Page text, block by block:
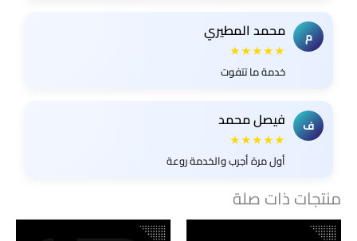
م محمد المطيري
★★★★★
خدمة ما تتفوت
ف فيصل محمد
★★★★★
أول مرة أجرب والخدمة روعة
منتجات ذات صلة